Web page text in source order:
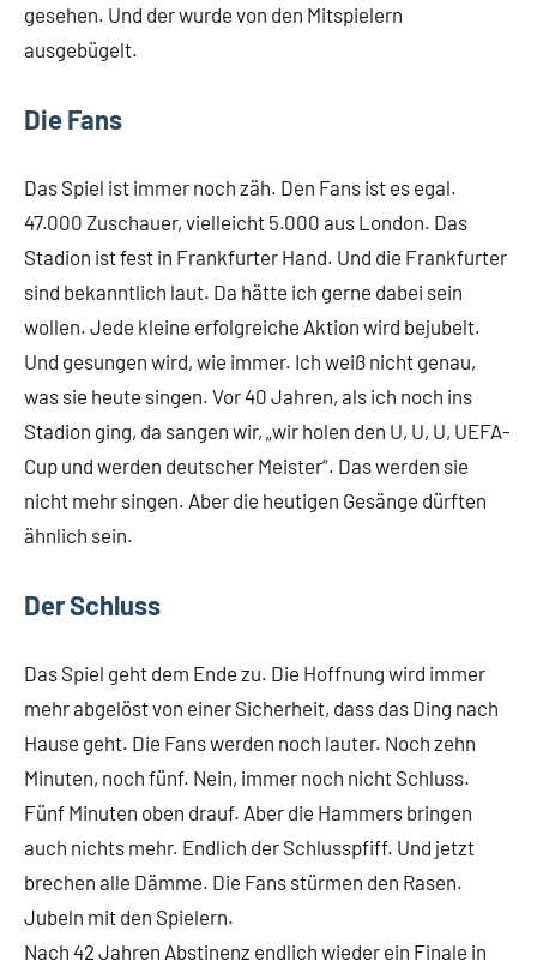
gesehen. Und der wurde von den Mitspielern
ausgebügelt.
Die Fans
Das Spiel ist immer noch zäh. Den Fans ist es egal.
47.000 Zuschauer, vielleicht 5.000 aus London. Das
Stadion ist fest in Frankfurter Hand. Und die Frankfurter
sind bekanntlich laut. Da hätte ich gerne dabei sein
wollen. Jede kleine erfolgreiche Aktion wird bejubelt.
Und gesungen wird, wie immer. Ich weiß nicht genau,
was sie heute singen. Vor 40 Jahren, als ich noch ins
Stadion ging, da sangen wir, „wir holen den U, U, U, UEFA-
Cup und werden deutscher Meister“. Das werden sie
nicht mehr singen. Aber die heutigen Gesänge dürften
ähnlich sein.
Der Schluss
Das Spiel geht dem Ende zu. Die Hoffnung wird immer
mehr abgelöst von einer Sicherheit, dass das Ding nach
Hause geht. Die Fans werden noch lauter. Noch zehn
Minuten, noch fünf. Nein, immer noch nicht Schluss.
Fünf Minuten oben drauf. Aber die Hammers bringen
auch nichts mehr. Endlich der Schlusspfiff. Und jetzt
brechen alle Dämme. Die Fans stürmen den Rasen.
Jubeln mit den Spielern.
Nach 42 Jahren Abstinenz endlich wieder ein Finale in